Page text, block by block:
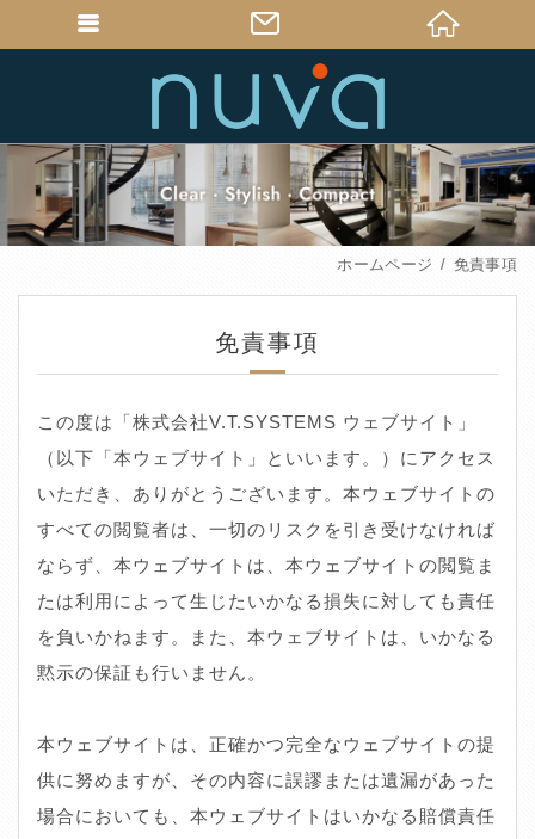
ホームページ 免責事項
免責事項
この度は「株式会社V.T.SYSTEMS ウェブサイト」
（以下「本ウェブサイト」といいます。）にアクセス
いただき、ありがとうございます。本ウェブサイトの
すべての閲覧者は、一切のリスクを引き受けなければ
ならず、本ウェブサイトは、本ウェブサイトの閲覧ま
たは利用によって生じたいかなる損失に対しても責任
を負いかねます。また、本ウェブサイトは、いかなる
黙示の保証も行いません。
本ウェブサイトは、正確かつ完全なウェブサイトの提
供に努めますが、その内容に誤謬または遺漏があった
場合においても、本ウェブサイトはいかなる賠償責任